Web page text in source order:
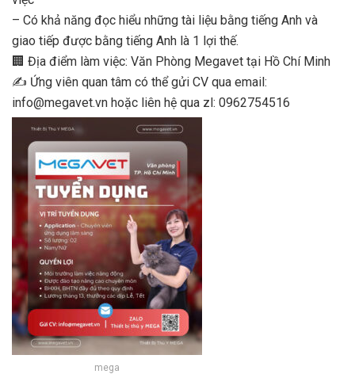
– Có khả năng đọc hiểu những tài liệu bằng tiếng Anh và
giao tiếp được bằng tiếng Anh là 1 lợi thế.
🏢 Địa điểm làm việc: Văn Phòng Megavet tại Hồ Chí Minh
✍ Ứng viên quan tâm có thể gửi CV qua email:
info@megavet.vn hoặc liên hệ qua zl: 0962754516
mega